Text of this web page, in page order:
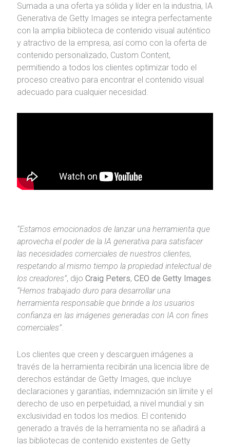
Sumada a una oferta ya sólida y líder en la industria, IA
Generativa de Getty Images se integra perfectamente
con la amplia biblioteca de contenido visual auténtico
y atractivo de la empresa, así como con la oferta de
contenido personalizado, Custom Content,
permitiendo a todos los clientes optimizar todo el
proceso creativo para encontrar el contenido visual
adecuado para cualquier necesidad.
“Estamos emocionados de lanzar una herramienta que
aprovecha el poder de la IA generativa para satisfacer
las necesidades comerciales de nuestros clientes,
respetando al mismo tiempo la propiedad intelectual de
los creadores”, dijo Craig Peters, CEO de Getty Images
“Hemos trabajado duro para desarrollar una
herramienta responsable que brinde a los usuarios
confianza en las imágenes generadas con IA con fines
comerciales”.
Los clientes que creen y descarguen imágenes a
través de la herramienta recibirán una licencia libre de
derechos estándar de Getty Images, que incluye
declaraciones y garantías, indemnización sin límite y el
derecho de uso en perpetuidad, a nivel mundial y sin
exclusividad en todos los medios. El contenido
generado a través de la herramienta no se añadirá a
las bibliotecas de contenido existentes de Getty